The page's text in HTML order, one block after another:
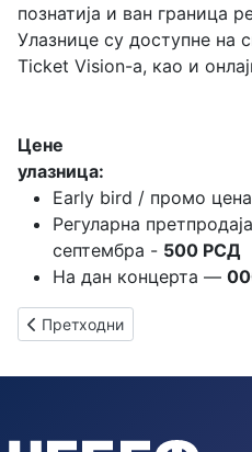
познатија и ван граница
Улазнице су доступне на
Ticket Vision-а, као и
Цене
Early bird / промо
Регуларна
септембра - 500 РСД
На дан концерта —
Претходни чланак: Одржан
Претходни